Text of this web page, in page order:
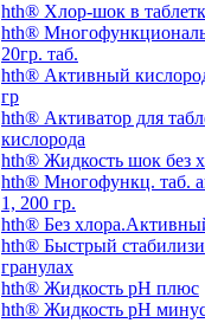
hth® Хлор-шок в
hth®
20гр. таб.
hth® Активный
гр
hth® Активатор для
кислорода
hth® Жидкость шок без
hth® Многофункц. таб.
1, 200 гр.
hth® Без
hth® Быстрый
гранулах
hth® Жидкость pH плюс
hth® Жидкость pH